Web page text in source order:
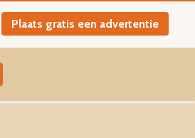
Plaats gratis een advertentie